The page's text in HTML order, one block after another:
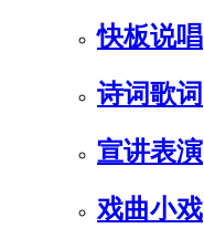
快板说唱
诗词歌词
宣讲表演
戏曲小戏